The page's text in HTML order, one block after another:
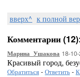
вверх^ к полной
Комментарии
Марина_Ушакова 18-
Красивый город,
Обратиться - Ответить -